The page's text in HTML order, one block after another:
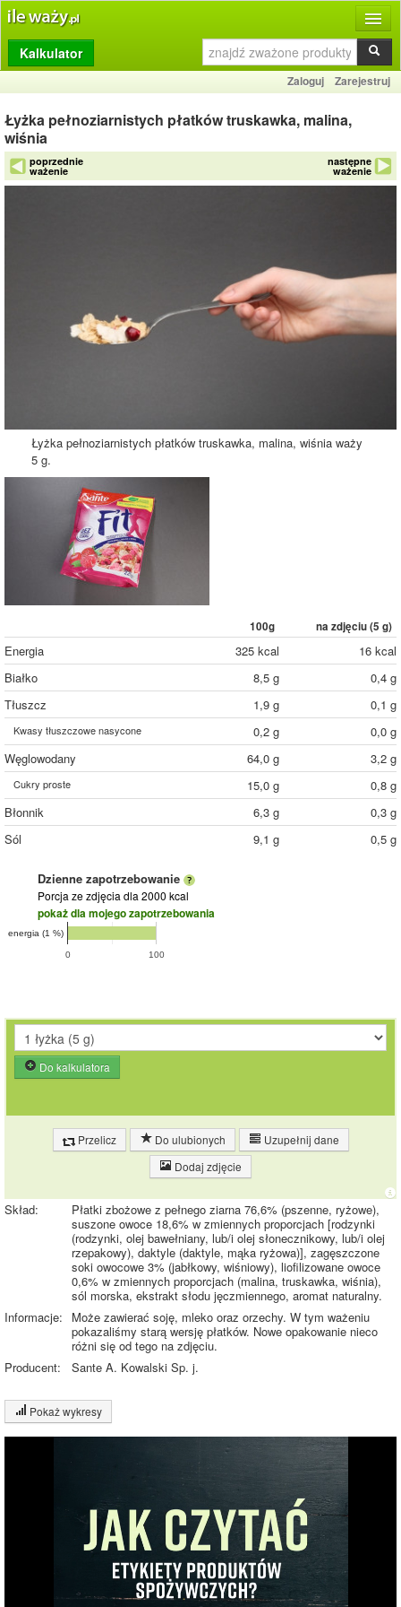
Produkty
Dziennik
Przelicznik
Porównywarka
Kalkulator
Zaloguj Zarejestruj
Łyżka pełnoziarnistych płatków truskawka, malina,
wiśnia
poprzednie
ważenie
następne
ważenie
Łyżka pełnoziarnistych płatków truskawka, malina, wiśnia waży
5 g.
100g na zdjęciu (5 g)
Energia 325 kcal
16 kcal
Białko
8,5 g
0,4 g
Tłuszcz
1,9 g 0,1 g
Kwasy tłuszczowe nasycone 0,2 g
0,0 g
Węglowodany
64,0 g 3,2 g
Cukry proste 15,0 g
0,8 g
Błonnik
6,3 g
0,3 g
Sól
9,1 g 0,5 g
Dzienne zapotrzebowanie
Porcja ze zdjęcia dla 2000 kcal
pokaż dla mojego zapotrzebowania
0 100
energia (1 %)
Do kalkulatora
Przelicz Do ulubionych
Uzupełnij dane
Dodaj zdjęcie
Skład:
Płatki zbożowe z pełnego ziarna 76,6% (pszenne, ryżowe),
suszone owoce 18,6% w zmiennych proporcjach [rodzynki
(rodzynki, olej bawełniany, lub/i olej słonecznikowy, lub/i olej
rzepakowy), daktyle (daktyle, mąka ryżowa)], zagęszczone
soki owocowe 3% (jabłkowy, wiśniowy), liofilizowane owoce
0,6% w zmiennych proporcjach (malina, truskawka, wiśnia),
sól morska, ekstrakt słodu jęczmiennego, aromat naturalny.
Informacje:
Może zawierać soję, mleko oraz orzechy. W tym ważeniu
pokazaliśmy starą wersję płatków. Nowe opakowanie nieco
różni się od tego na zdjęciu.
Producent:
Sante A. Kowalski Sp. j.
Pokaż wykresy
Wykres składu produktu
Sól (9%)
Pozostałe (16%)
64%